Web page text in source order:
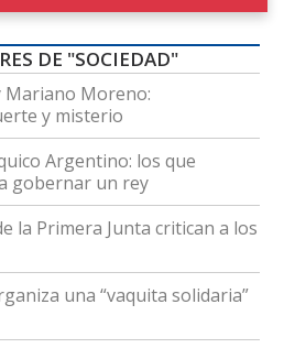
DE "SOCIEDAD"
Mariano Moreno:
y misterio
Argentino: los que
gobernar un rey
la Primera Junta critican a los
una “vaquita solidaria”